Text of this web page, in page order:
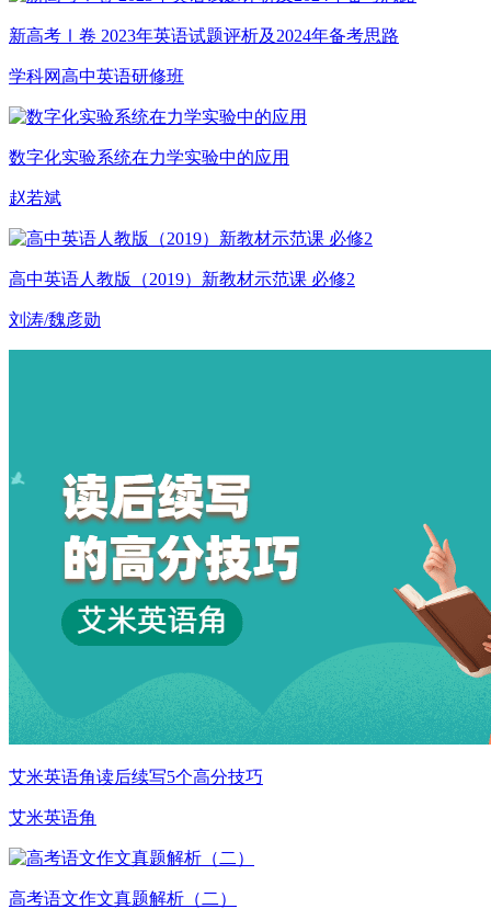
新高考Ⅰ卷 2023年英语试题评析及2024年备考思路
学科网高中英语研修班
数字化实验系统在力学实验中的应用
赵若斌
高中英语人教版（2019）新教材示范课 必修2
刘涛/魏彦勋
艾米英语角读后续写5个高分技巧
艾米英语角
高考语文作文真题解析（二）